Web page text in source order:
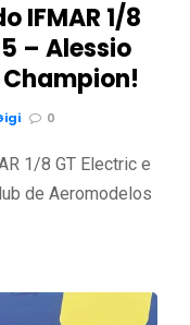
IFMAR 1/8
– Alessio
0
1/8 GT Electric e
de Aeromodelos